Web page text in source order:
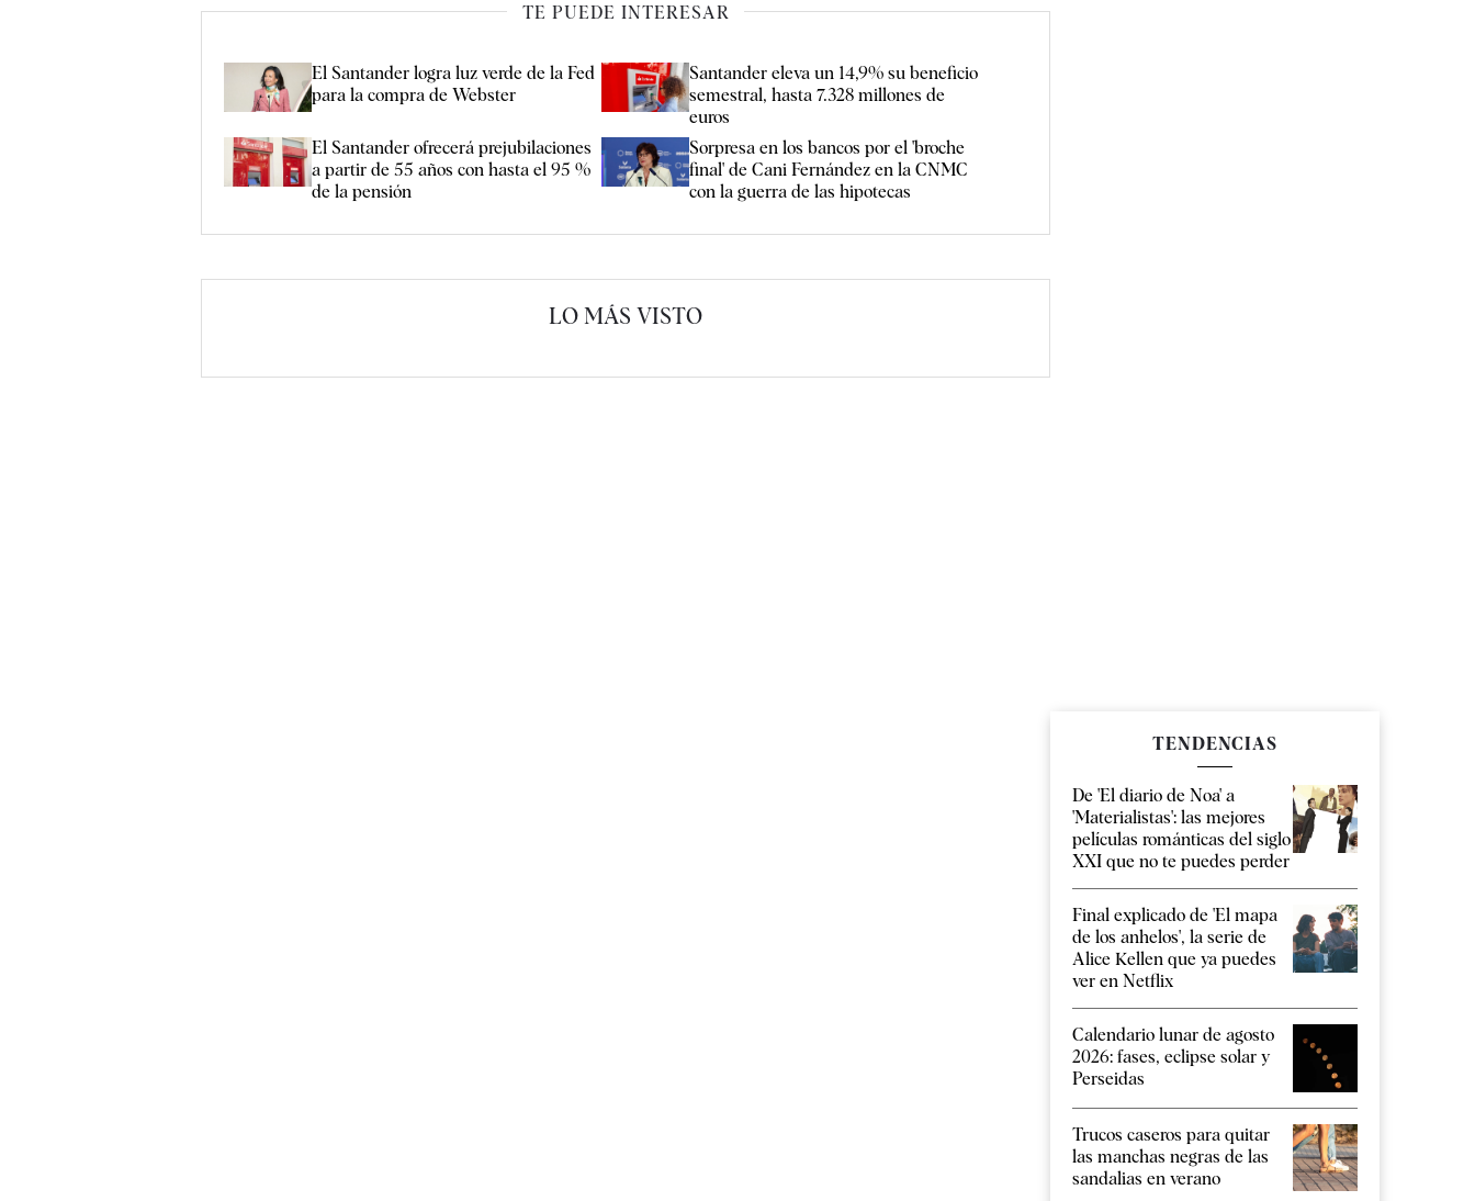
TE PUEDE INTERESAR
El Santander logra luz verde de la Fed
para la compra de Webster
Santander eleva un 14,9% su beneficio
semestral, hasta 7.328 millones de
euros
El Santander ofrecerá prejubilaciones
a partir de 55 años con hasta el 95 %
de la pensión
Sorpresa en los bancos por el 'broche
final' de Cani Fernández en la CNMC
con la guerra de las hipotecas
LO MÁS VISTO
TENDENCIAS
De 'El diario de Noa' a
'Materialistas': las mejores
películas románticas del siglo
XXI que no te puedes perder
Final explicado de 'El mapa
de los anhelos', la serie de
Alice Kellen que ya puedes
ver en Netflix
Calendario lunar de agosto
2026: fases, eclipse solar y
Perseidas
Trucos caseros para quitar
las manchas negras de las
sandalias en verano